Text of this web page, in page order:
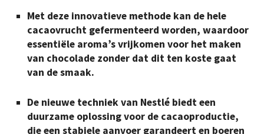
Met deze innovatieve methode kan de hele
cacaovrucht gefermenteerd worden, waardoor
essentiële aroma’s vrijkomen voor het maken
van chocolade zonder dat dit ten koste gaat
van de smaak.
De nieuwe techniek van Nestlé biedt een
duurzame oplossing voor de cacaoproductie,
die een stabiele aanvoer garandeert en boeren